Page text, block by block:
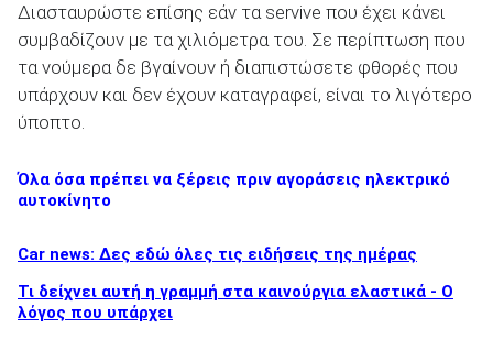
Διασταυρώστε επίσης εάν τα servive που έχει κάνει
συμβαδίζουν με τα χιλιόμετρα του. Σε περίπτωση που
τα νούμερα δε βγαίνουν ή διαπιστώσετε φθορές που
υπάρχουν και δεν έχουν καταγραφεί, είναι το λιγότερο
ύποπτο.
Όλα όσα πρέπει να ξέρεις πριν αγοράσεις ηλεκτρικό
αυτοκίνητο
Car news: Δες εδώ όλες τις ειδήσεις της ημέρας
Τι δείχνει αυτή η γραμμή στα καινούργια ελαστικά - Ο
λόγος που υπάρχει